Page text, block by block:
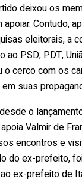
deixou os
Contudo,
eleitorais, a
ao PSD, PDT,
o cerco com os
suas
o
Valmir de
encontros e
do ex-prefeito,
ex-prefeito de